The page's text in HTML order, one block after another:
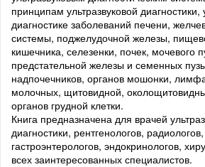
принципам ультразвуковой диагностики,
диагностике заболеваний печени,
системы, поджелудочной железы,
кишечника, селезенки, почек, мочевого
предстательной железы и семенных
надпочечников, органов мошонки,
молочных, щитовидной,
органов грудной клетки.
Книга предназначена для врачей
диагностики, рентгенологов,
гастроэнтерологов, эндокринологов,
всех заинтересованных специалистов.